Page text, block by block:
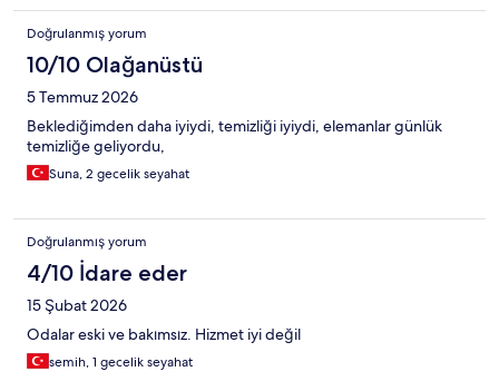
Doğrulanmış yorum
10/10 Olağanüstü
5 Temmuz 2026
Beklediğimden daha iyiydi, temizliği iyiydi, elemanlar günlük
temizliğe geliyordu,
Suna, 2 gecelik seyahat
Doğrulanmış yorum
4/10 İdare eder
15 Şubat 2026
Odalar eski ve bakımsız. Hizmet iyi değil
semih, 1 gecelik seyahat